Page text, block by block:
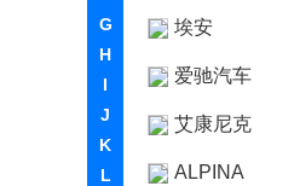
G
H
I
J
K
L
埃安
爱驰汽车
艾康尼克
ALPINA